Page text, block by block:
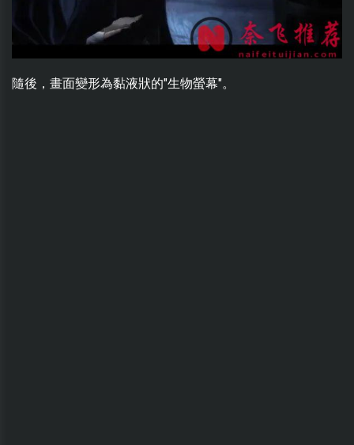
隨後，畫面變形為黏液狀的"生物螢幕"。